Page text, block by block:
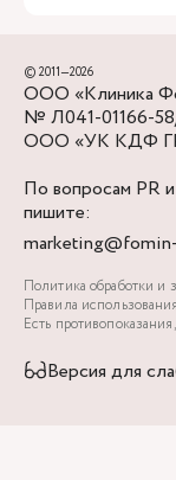
© 2011—2026
ООО «Клиника
№ Л041-01166-
ООО «УК КДФ
По вопросам PR
пишите:
Политика обработки и
Правила
Есть
Версия для